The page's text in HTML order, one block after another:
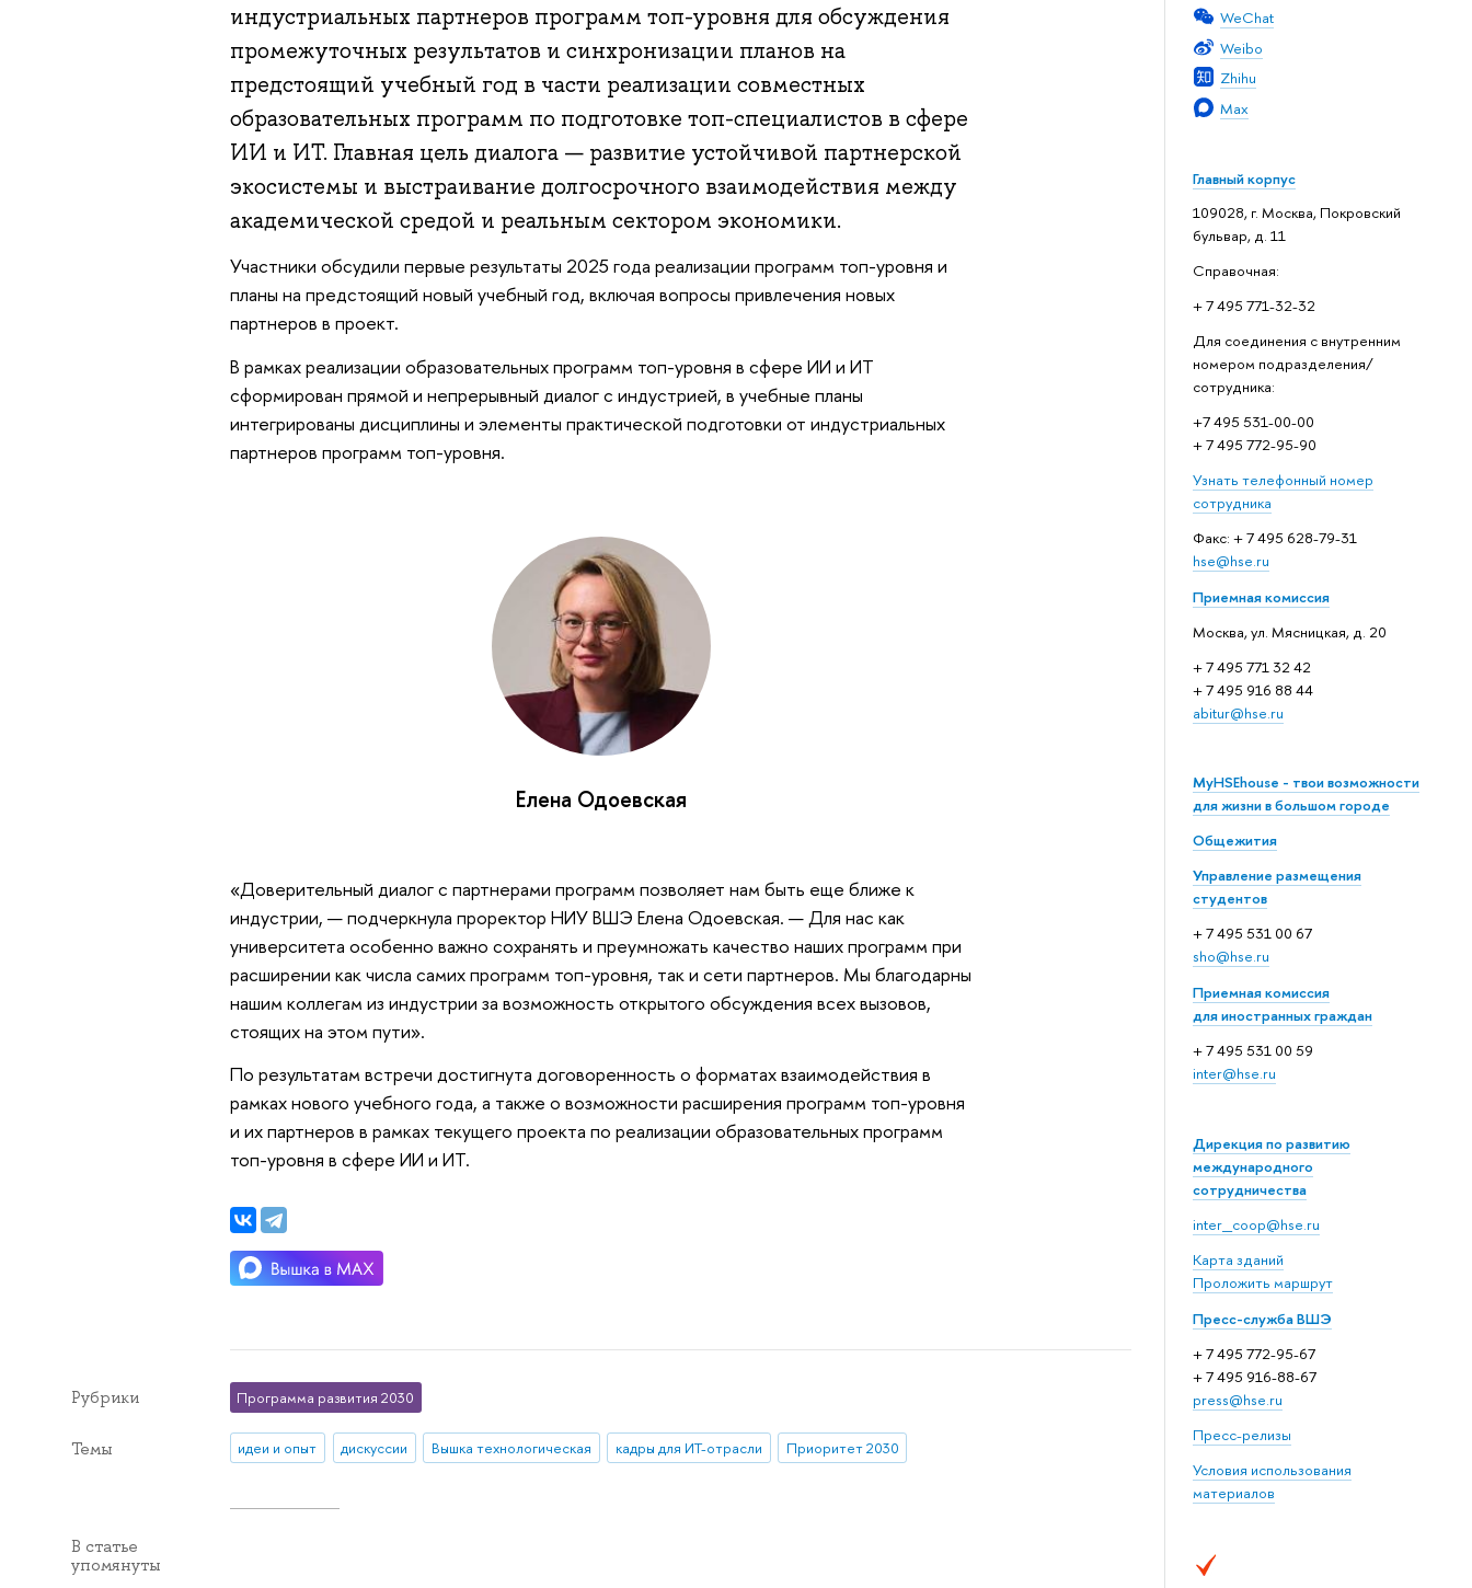
WeChat
Weibo
Zhihu
Max
Главный корпус
109028, г. Москва, Покровский
бульвар, д. 11
Справочная:
+ 7 495 771-32-32
Для соединения с внутренним
номером подразделения/
сотрудника:
+7 495 531-00-00
+ 7 495 772-95-90
Узнать телефонный номер
сотрудника
Факс: + 7 495 628-79-31
hse@hse.ru
Приемная комиссия
Москва, ул. Мясницкая, д. 20
+ 7 495 771 32 42
+ 7 495 916 88 44
abitur@hse.ru
MyHSEhouse - твои возможности
для жизни в большом городе
Общежития
Управление размещения
студентов
+ 7 495 531 00 67
sho@hse.ru
Приемная комиссия
для иностранных граждан
+ 7 495 531 00 59
inter@hse.ru
Дирекция по развитию
международного
сотрудничества
inter_coop@hse.ru
Карта зданий
Проложить маршрут
Пресс-служба ВШЭ
+ 7 495 772-95-67
+ 7 495 916-88-67
press@hse.ru
Пресс-релизы
Условия использования
материалов
индустриальных партнеров программ топ-уровня для обсуждения
промежуточных результатов и синхронизации планов на
предстоящий учебный год в части реализации совместных
образовательных программ по подготовке топ-специалистов в сфере
ИИ и ИТ. Главная цель диалога — развитие устойчивой партнерской
экосистемы и выстраивание долгосрочного взаимодействия между
академической средой и реальным сектором экономики.
Участники обсудили первые результаты 2025 года реализации программ топ-уровня и
планы на предстоящий новый учебный год, включая вопросы привлечения новых
партнеров в проект.
В рамках реализации образовательных программ топ-уровня в сфере ИИ и ИТ
сформирован прямой и непрерывный диалог с индустрией, в учебные планы
интегрированы дисциплины и элементы практической подготовки от индустриальных
партнеров программ топ-уровня.
Елена Одоевская
«Доверительный диалог с партнерами программ позволяет нам быть еще ближе к
индустрии, — подчеркнула проректор НИУ ВШЭ Елена Одоевская. — Для нас как
университета особенно важно сохранять и преумножать качество наших программ при
расширении как числа самих программ топ-уровня, так и сети партнеров. Мы благодарны
нашим коллегам из индустрии за возможность открытого обсуждения всех вызовов,
стоящих на этом пути».
По результатам встречи достигнута договоренность о форматах взаимодействия в
рамках нового учебного года, а также о возможности расширения программ топ-уровня
и их партнеров в рамках текущего проекта по реализации образовательных программ
топ-уровня в сфере ИИ и ИТ.
Рубрики Программа развития 2030
Темы идеи и опыт дискуссии Вышка технологическая кадры для ИТ-отрасли Приоритет 2030
В статье
упомянуты